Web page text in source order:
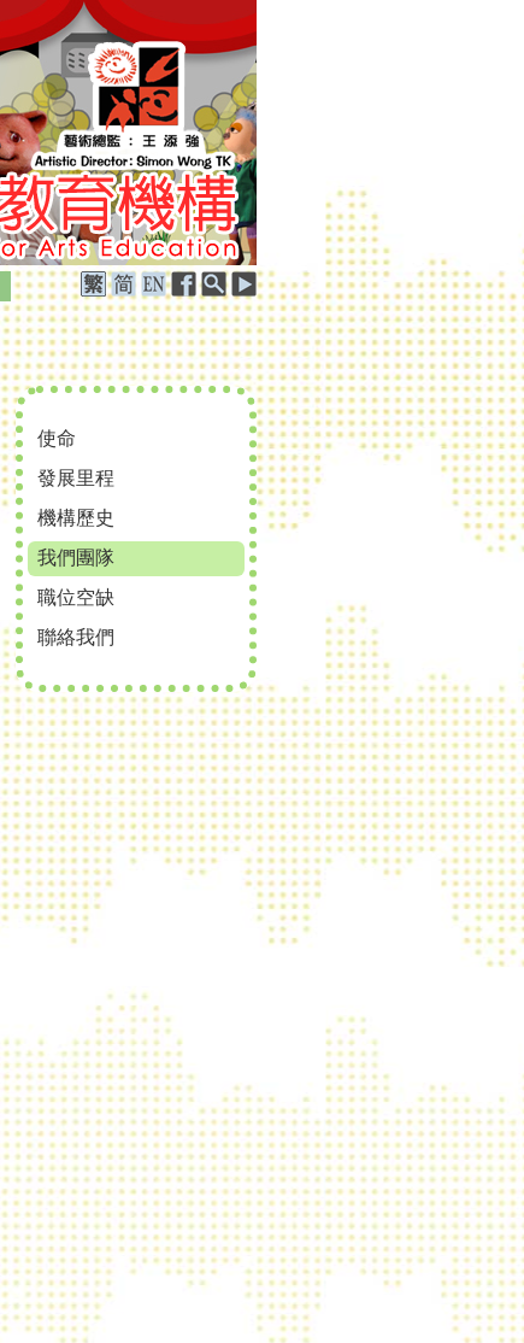
使命
發展里程
機構歷史
我們團隊
職位空缺
聯絡我們